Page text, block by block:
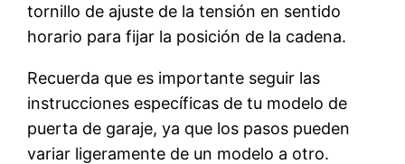
tornillo de ajuste de la tensión en sentido
horario para fijar la posición de la cadena.
Recuerda que es importante seguir las
instrucciones específicas de tu modelo de
puerta de garaje, ya que los pasos pueden
variar ligeramente de un modelo a otro.